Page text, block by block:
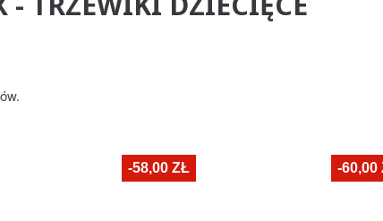
-58,00 ZŁ -60,00